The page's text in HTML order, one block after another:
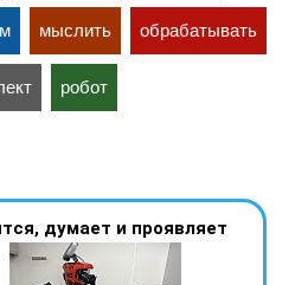
мыслить обрабатывать
робот
думает и проявляет